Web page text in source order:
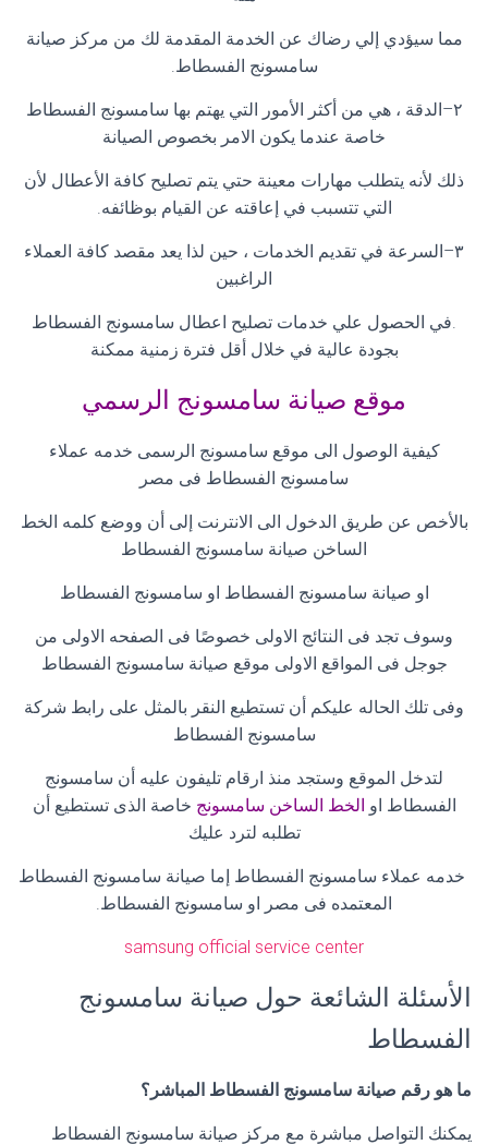
مما سيؤدي إلي رضاك عن الخدمة المقدمة لك من مركز صيانة
سامسونج الفسطاط.
٢–الدقة ، هي من أكثر الأمور التي يهتم بها سامسونج الفسطاط
خاصة عندما يكون الامر بخصوص الصيانة
ذلك لأنه يتطلب مهارات معينة حتي يتم تصليح كافة الأعطال لأن
التي تتسبب في إعاقته عن القيام بوظائفه.
٣–السرعة في تقديم الخدمات ، حين لذا يعد مقصد كافة العملاء
الراغبين
.في الحصول علي خدمات تصليح اعطال سامسونج الفسطاط
بجودة عالية في خلال أقل فترة زمنية ممكنة
موقع صيانة سامسونج الرسمي
كيفية الوصول الى موقع سامسونج الرسمى خدمه عملاء
سامسونج الفسطاط فى مصر
بالأخص عن طريق الدخول الى الانترنت إلى أن ووضع كلمه الخط
الساخن صيانة سامسونج الفسطاط
او صيانة سامسونج الفسطاط او سامسونج الفسطاط
وسوف تجد فى النتائج الاولى خصوصًا فى الصفحه الاولى من
جوجل فى المواقع الاولى موقع صيانة سامسونج الفسطاط
وفى تلك الحاله عليكم أن تستطيع النقر بالمثل على رابط شركة
سامسونج الفسطاط
لتدخل الموقع وستجد منذ ارقام تليفون عليه أن سامسونج
الفسطاط او الخط الساخن سامسونج خاصة الذى تستطيع أن
تطلبه لترد عليك
خدمه عملاء سامسونج الفسطاط إما صيانة سامسونج الفسطاط
المعتمده فى مصر او سامسونج الفسطاط.
samsung official service center
الأسئلة الشائعة حول صيانة سامسونج
الفسطاط
ما هو رقم صيانة سامسونج الفسطاط المباشر؟
يمكنك التواصل مباشرة مع مركز صيانة سامسونج الفسطاط